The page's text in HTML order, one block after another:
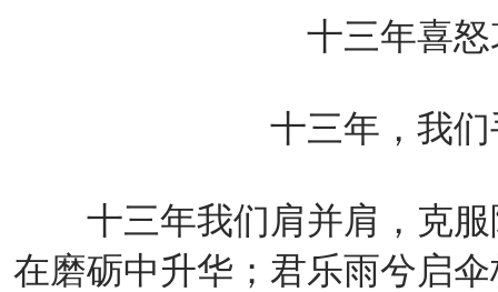
十三年喜怒
十三年，我们
十三年我们肩并肩，克服
在磨砺中升华；君乐雨兮启